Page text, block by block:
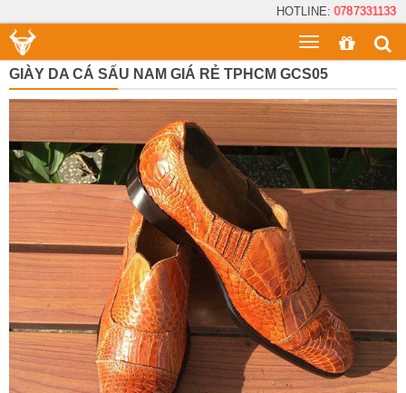
HOTLINE:0787331133
Toggle
menu
GIÀY DA CÁ SẤU NAM GIÁ RẺ TPHCM GCS05